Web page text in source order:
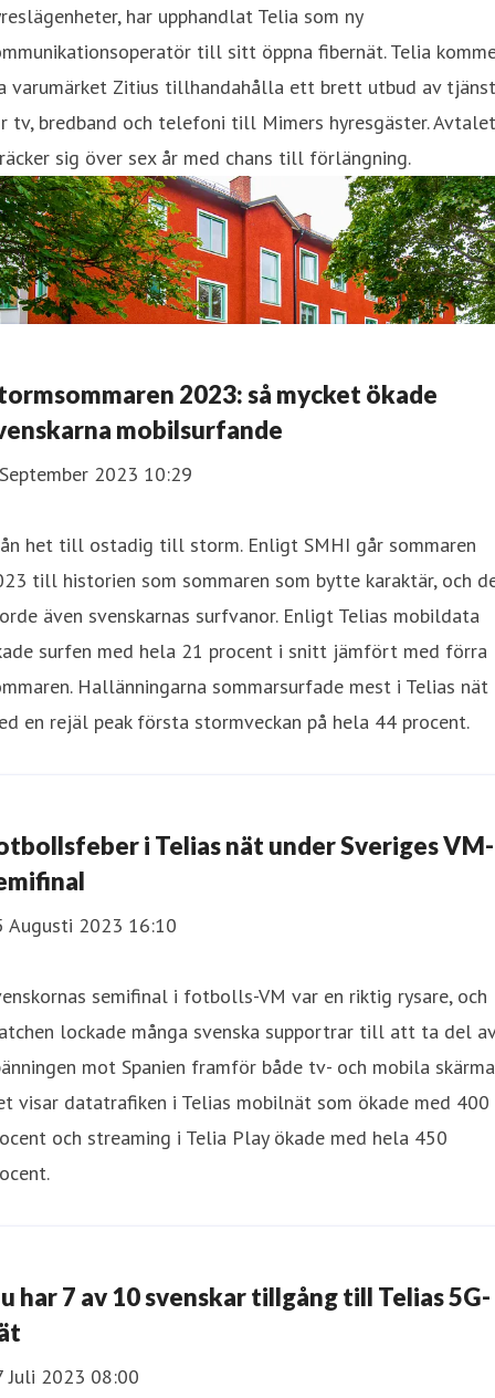
har upphandlat Telia som ny
till sitt öppna fibernät. Telia
varumärket Zitius tillhandahålla ett brett utbud av
tv, bredband och telefoni till Mimers hyresgäster. Avtalet
sig över sex år med chans till förlängning.
2023: så mycket ökade
mobilsurfande
2023 10:29
het till ostadig till storm. Enligt SMHI går sommaren
till historien som sommaren som bytte karaktär, och
även svenskarnas surfvanor. Enligt Telias mobildata
surfen med hela 21 procent i snitt jämfört med förra
Hallänningarna sommarsurfade mest i Telias nät
en rejäl peak första stormveckan på hela 44 procent.
i Telias nät under Sveriges VM-
Augusti 2023 16:10
semifinal i fotbolls-VM var en riktig rysare, och
lockade många svenska supportrar till att ta del av
mot Spanien framför både tv- och mobila
visar datatrafiken i Telias mobilnät som ökade med 400
och streaming i Telia Play ökade med hela 450
har 7 av 10 svenskar tillgång till Telias 5G-
Juli 2023 08:00